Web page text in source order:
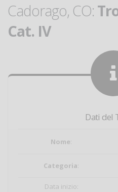
Cadorago, CO:
Cat. IV
Dati del
Nome:
Categoria:
Data inizio: